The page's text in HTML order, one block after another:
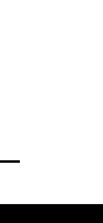
o novo site da revista